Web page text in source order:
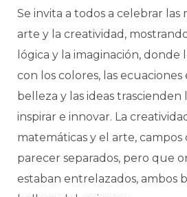
Se invita a todos a celebrar las
arte y la creatividad,
lógica y la imaginación, donde
con los colores, las
belleza y las ideas trascienden
inspirar e innovar. La
matemáticas y el arte,
parecer separados, pero que
estaban entrelazados, ambos